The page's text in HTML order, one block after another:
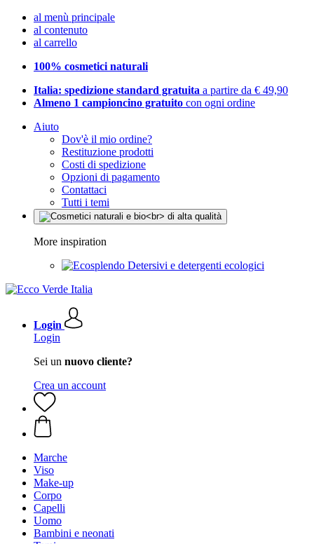
al menù principale
al contenuto
al carrello
100% cosmetici naturali
Italia: spedizione standard gratuita a partire da € 49,90
Almeno 1 campioncino gratuito con ogni ordine
Aiuto
Dov'è il mio ordine?
Restituzione prodotti
Costi di spedizione
Opzioni di pagamento
Contattaci
Tutti i temi
More inspiration
Detersivi e detergenti ecologici
Login
Login
Sei un nuovo cliente?
Crea un account
Marche
Viso
Make-up
Corpo
Capelli
Uomo
Bambini e neonati